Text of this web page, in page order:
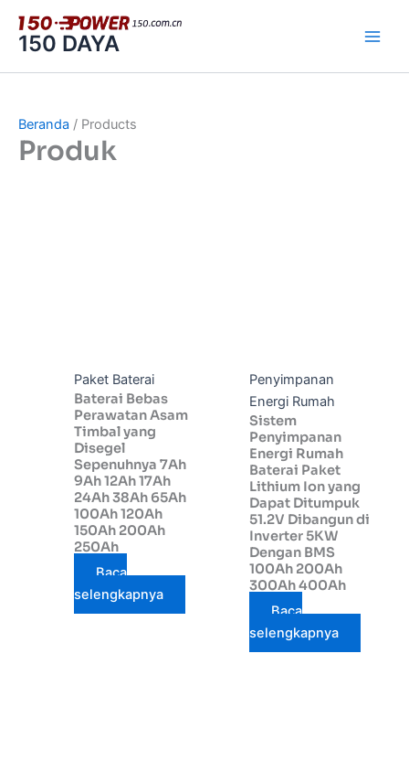
konten150 DAYA
Beranda / Products
Produk
Paket Baterai
Baterai Bebas
Perawatan Asam
Timbal yang
Disegel
Sepenuhnya 7Ah
9Ah 12Ah 17Ah
24Ah 38Ah 65Ah
100Ah 120Ah
150Ah 200Ah
250Ah
Baca
selengkapnya
Penyimpanan
Energi Rumah
Sistem
Penyimpanan
Energi Rumah
Baterai Paket
Lithium Ion yang
Dapat Ditumpuk
51.2V Dibangun di
Inverter 5KW
Dengan BMS
100Ah 200Ah
300Ah 400Ah
Baca
selengkapnya